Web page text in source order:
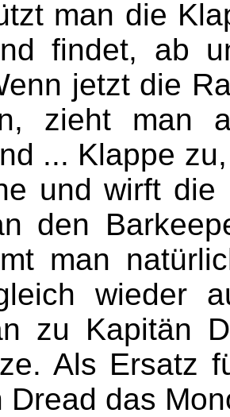
man die
findet, ab
jetzt die
zieht man
... Klappe
und wirft
den
man
wieder
zu Kapitän
Als Ersatz
Dread das